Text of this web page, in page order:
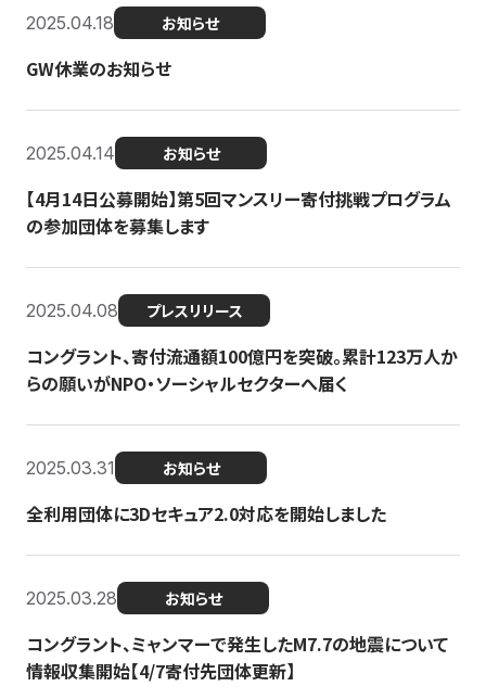
2025.04.18 お知らせ
GW休業のお知らせ
2025.04.14 お知らせ
【4月14日公募開始】第5回マンスリー寄付挑戦プログラム
の参加団体を募集します
2025.04.08 プレスリリース
コングラント、寄付流通額100億円を突破。累計123万人か
らの願いがNPO・ソーシャルセクターへ届く
2025.03.31 お知らせ
全利用団体に3Dセキュア2.0対応を開始しました
2025.03.28 お知らせ
コングラント、ミャンマーで発生したM7.7の地震について
情報収集開始【4/7寄付先団体更新】